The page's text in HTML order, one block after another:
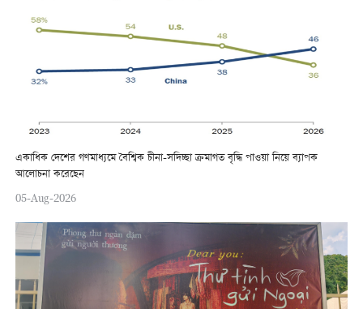
একাধিক দেশের গণমাধ্যমে বৈশ্বিক চীনা-সদিচ্ছা ক্রমাগত বৃদ্ধি পাওয়া নিয়ে ব্যাপক
আলোচনা করেছেন
05-Aug-2026